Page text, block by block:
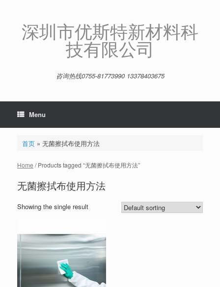
深圳市优斯特新材料科
技有限公司
咨询热线0755-81773990 13378403675
Menu
首页» 无菌擦拭布使用方法
Home / Products tagged “无菌擦拭布使用方法”
无菌擦拭布使用方法
Showing the single result